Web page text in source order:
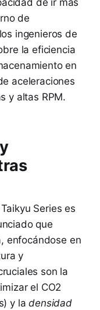
de ir más
de
ingenieros de
la eficiencia
en
aceleraciones
y altas RPM.
Series es
que
enfocándose en
y
son la
el CO2
y ladensidad